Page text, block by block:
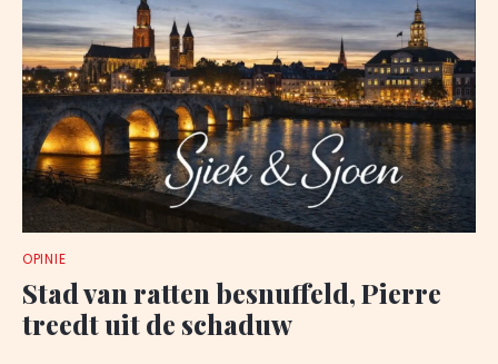
OPINIE
Stad van ratten besnuffeld, Pierre
treedt uit de schaduw